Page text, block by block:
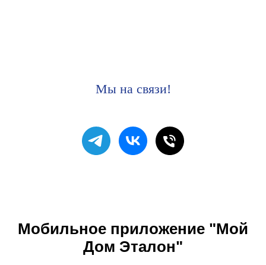
Мы на связи!
Мобильное приложение "Мой
Дом Эталон"